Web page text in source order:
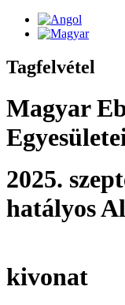
Tagfelvétel
Magyar
2025.
hatályos
kivonat